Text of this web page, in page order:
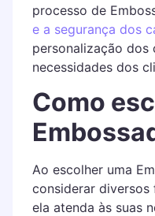
processo de
e a segurança dos
personalização
necessidades dos
Como
Ao escolher uma
considerar
ela atenda às suas